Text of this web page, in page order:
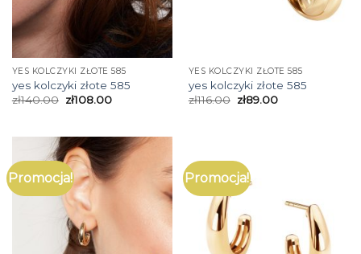
YES KOLCZYKI ZŁOTE 585
yes kolczyki złote 585
zł140.00 zł108.00
YES KOLCZYKI ZŁOTE 585
yes kolczyki złote 585
zł116.00 zł89.00
Promocja! Promocja!